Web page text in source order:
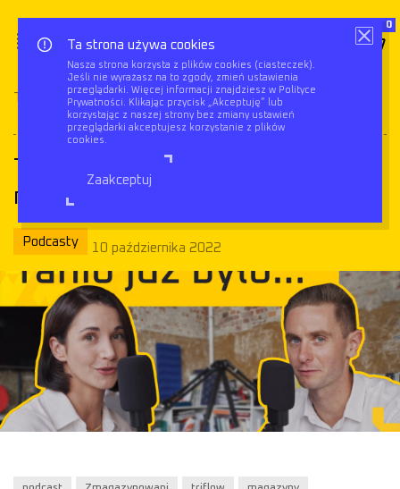
Ta strona używa cookies
Nasza strona korzysta z plików cookies (ciasteczek).
Jeśli nie wyrażasz na to zgody, zmień ustawienia
przeglądarki. Więcej informacji znajdziesz w Polityce
Prywatności. Klikając przycisk „Akceptuję” lub
korzystając z naszej strony bez zmiany ustawień
przeglądarki akceptujesz korzystanie z plików
cookies.
Zaakceptuj
0
Triflow
Baza
wiedzy
Tanio już było… aktualna sytuacja
na rynku magazynowym
Tanio już było… aktualna sytuacja
na rynku magazynowym
Podcasty 10 października 2022